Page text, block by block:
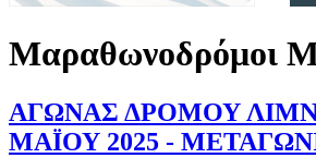
Μαραθωνοδρόμοι
ΑΓΩΝΑΣ ΔΡΟΜΟΥ
ΜΑΪΟΥ 2025 -